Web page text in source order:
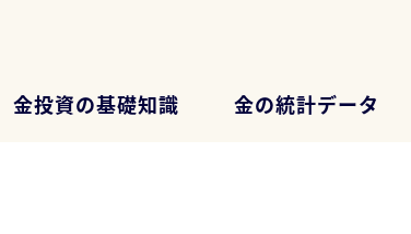
金投資の基礎知識 金の統計データ